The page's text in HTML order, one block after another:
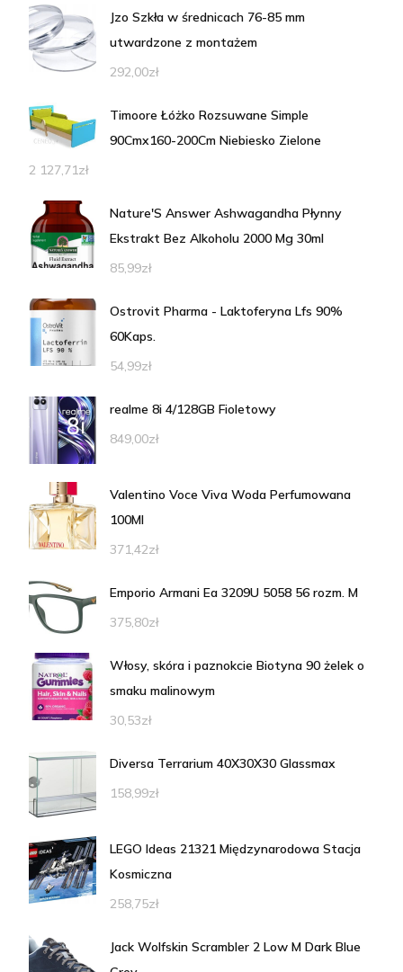
Jzo Szkła w średnicach 76-85 mm
utwardzone z montażem
292,00zł
Timoore Łóżko Rozsuwane Simple
90Cmx160-200Cm Niebiesko Zielone
2 127,71zł
Nature'S Answer Ashwagandha Płynny
Ekstrakt Bez Alkoholu 2000 Mg 30ml
85,99zł
Ostrovit Pharma - Laktoferyna Lfs 90%
60Kaps.
54,99zł
realme 8i 4/128GB Fioletowy
849,00zł
Valentino Voce Viva Woda Perfumowana
100Ml
371,42zł
Emporio Armani Ea 3209U 5058 56 rozm. M
375,80zł
Włosy, skóra i paznokcie Biotyna 90 żelek o
smaku malinowym
30,53zł
Diversa Terrarium 40X30X30 Glassmax
158,99zł
LEGO Ideas 21321 Międzynarodowa Stacja
Kosmiczna
258,75zł
Jack Wolfskin Scrambler 2 Low M Dark Blue